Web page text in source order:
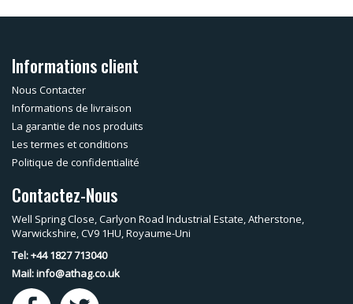
Informations client
Nous Contacter
Informations de livraison
La garantie de nos produits
Les termes et conditions
Politique de confidentialité
Contactez-Nous
Well Spring Close, Carlyon Road Industrial Estate, Atherstone,
Warwickshire, CV9 1HU, Royaume-Uni
Tel: +44 1827 713040
Mail:info@athag.co.uk